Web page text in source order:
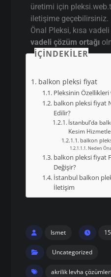
üretimi için
iletişime geçebilirsiniz.
Önal Pleksi, kısa
vadeli çözüm ortağı
İÇINDEKILER
balkon pleksi fiyat
Pleksinin Özellikleri
balkon pleksi fiyat
Edilir?
İstanbul’da
Kesim
balkon
Neden
balkon pleksi fiyat
Değişir?
İstanbul balkon
İletişim
Ismet
Uncategorized
akrilik levha çözümleri